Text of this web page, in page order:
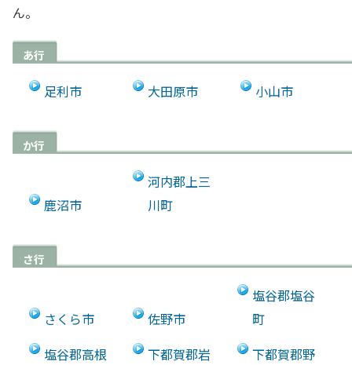
ん。
あ行
足利市 大田原市 小山市
か行
鹿沼市
河内郡上三
川町
さ行
さくら市 佐野市
塩谷郡塩谷
町
塩谷郡高根
下都賀郡岩
下都賀郡野